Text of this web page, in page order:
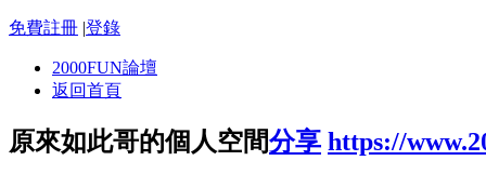
免費註冊 |登錄
2000FUN論壇
返回首頁
原來如此哥的個人空間分享 https://